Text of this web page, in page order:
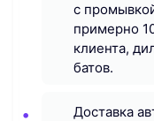
с
примерно
клиента,
батов.
Доставка